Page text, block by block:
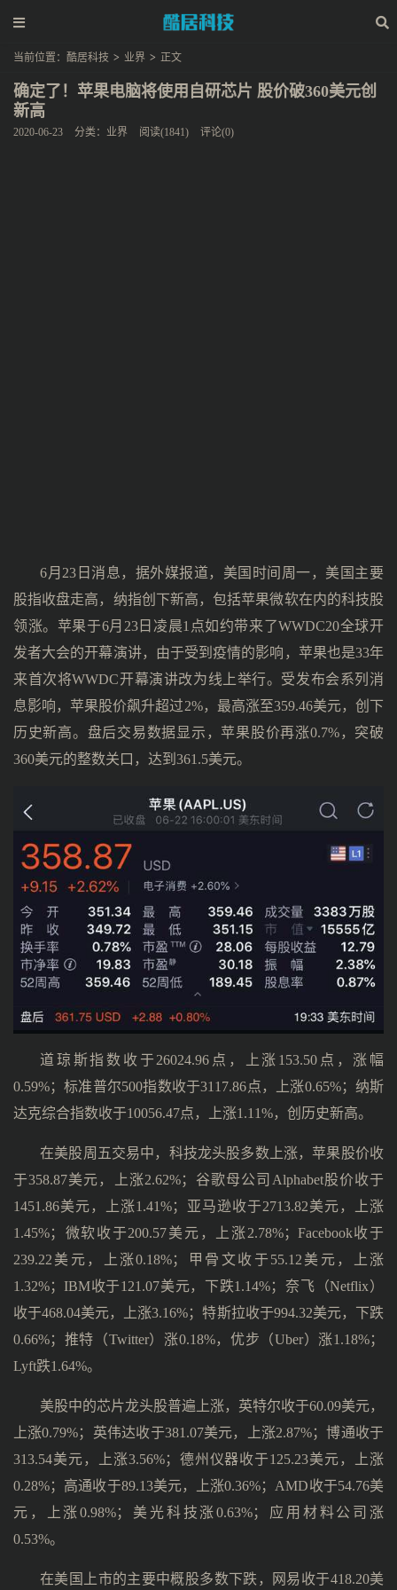
当前位置： 酷居科技 > 业界 > 正文
确定了！苹果电脑将使用自研芯片 股价破360美元创
新高
2020-06-23 分类： 业界 阅读(1841) 评论(0)
6月23日消息，据外媒报道，美国时间周一，美国主要
股指收盘走高，纳指创下新高，包括苹果微软在内的科技股
领涨。苹果于6月23日凌晨1点如约带来了WWDC20全球开
发者大会的开幕演讲，由于受到疫情的影响，苹果也是33年
来首次将WWDC开幕演讲改为线上举行。受发布会系列消
息影响，苹果股价飙升超过2%，最高涨至359.46美元，创下
历史新高。盘后交易数据显示，苹果股价再涨0.7%，突破
360美元的整数关口，达到361.5美元。
道琼斯指数收于26024.96点，上涨153.50点，涨幅
0.59%；标准普尔500指数收于3117.86点，上涨0.65%；纳斯
达克综合指数收于10056.47点，上涨1.11%，创历史新高。
在美股周五交易中，科技龙头股多数上涨，苹果股价收
于358.87美元，上涨2.62%；谷歌母公司Alphabet股价收于
1451.86美元，上涨1.41%；亚马逊收于2713.82美元，上涨
1.45%；微软收于200.57美元，上涨2.78%；Facebook收于
239.22美元，上涨0.18%；甲骨文收于55.12美元，上涨
1.32%；IBM收于121.07美元，下跌1.14%；奈飞（Netflix）
收于468.04美元，上涨3.16%；特斯拉收于994.32美元，下跌
0.66%；推特（Twitter）涨0.18%，优步（Uber）涨1.18%；
Lyft跌1.64%。
美股中的芯片龙头股普遍上涨，英特尔收于60.09美元，
上涨0.79%；英伟达收于381.07美元，上涨2.87%；博通收于
313.54美元，上涨3.56%；德州仪器收于125.23美元，上涨
0.28%；高通收于89.13美元，上涨0.36%；AMD收于54.76美
元，上涨0.98%；美光科技涨0.63%；应用材料公司涨
0.53%。
在美国上市的主要中概股多数下跌，网易收于418.20美